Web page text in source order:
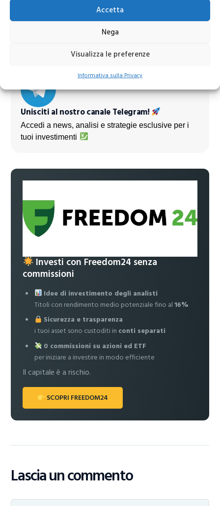
Accetta
Nega
Visualizza le preferenze
Informativa sulla Privacy
Azioni banche europee da mettere nel mirino nei
Unisciti al nostro canale Telegram!
Accedi a news, analisi e strategie esclusive per i
tuoi investimenti
Investi con Freedom24 senza
commissioni
Idee di investimento degli analisti
Titoli con rendimento medio potenziale fino al16%
Sicurezza e trasparenza
i tuoi asset sono custoditi in conti separati
0 commissioni su azioni ed ETF
per iniziare a investire in modo efficiente
Il capitale è a rischio.
SCOPRI FREEDOM24
Lascia un commento